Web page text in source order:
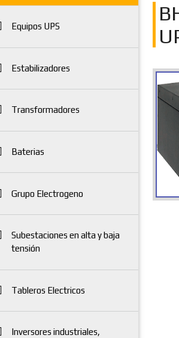
Equipos UPS
Estabilizadores
Transformadores
Baterias
Grupo Electrogeno
Subestaciones en alta y baja
tensión
Tableros Electricos
Inversores industriales,